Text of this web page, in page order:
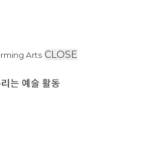
Arts CLOSE
는 예술 활동